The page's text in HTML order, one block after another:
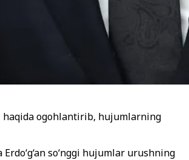
haqida ogohlantirib, hujumlarning
so‘nggi hujumlar urushning